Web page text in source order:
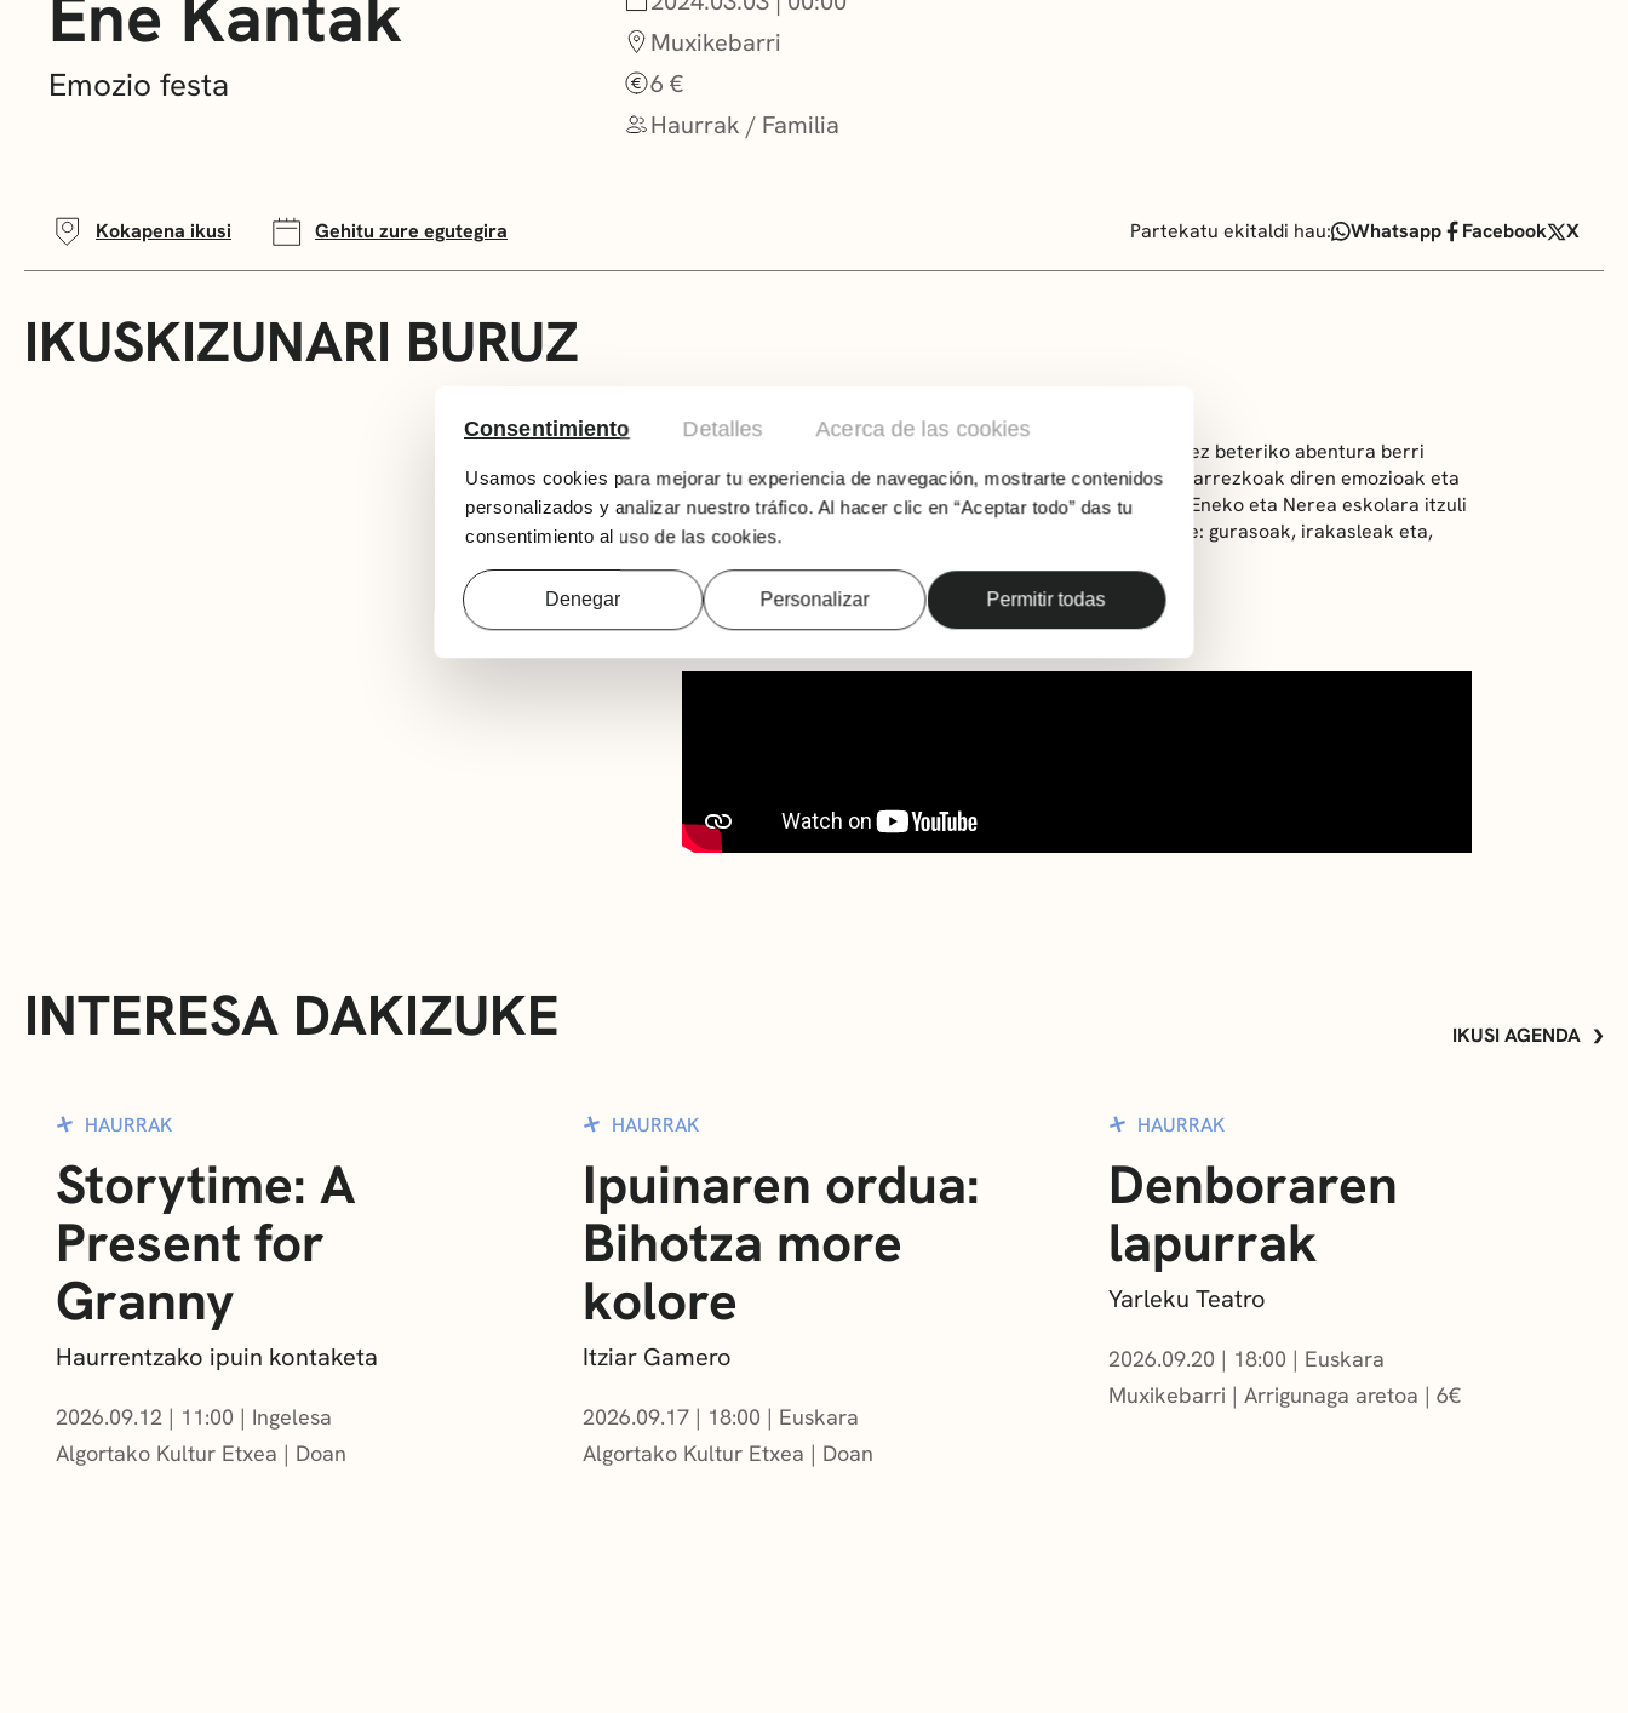
Consentimiento Detalles Acerca de las cookies
Usamos cookies para mejorar tu experiencia de navegación, mostrarte contenidos
personalizados y analizar nuestro tráfico. Al hacer clic en “Aceptar todo” das tu
consentimiento al uso de las cookies.
Denegar Personalizar Permitir todas
Emozio festa
Muxikebarri
6 €
Haurrak / Familia
Kokapena ikusi Gehitu zure egutegira Partekatu ekitaldi hau: Whatsapp Facebook X
IKUSKIZUNARI BURUZ
Ene Kantak bueltan da Getxon. Musikaz, dantzaz eta barrez beteriko abentura berri
honetan, publikoa emozioetan murgilduko da; bizitzan beharrezkoak diren emozioak eta
Emozio Festan nola kudeatu erakusten saiatuko direnak. Eneko eta Nerea eskolara itzuli
dira. Eskolako lehenengo eguna da eta denak urduri daude: gurasoak, irakasleak eta,
INTERESA DAKIZUKE IKUSI AGENDA
HAURRAK
Storytime: A
Present for
Granny
Haurrentzako ipuin kontaketa
2026.09.12 | 11:00
Ingelesa
Algortako Kultur Etxea
Doan
HAURRAK
Ipuinaren ordua:
Bihotza more
kolore
Itziar Gamero
2026.09.17| 18:00
Euskara
Algortako Kultur Etxea
Doan
HAURRAK
Denboraren
lapurrak
Yarleku Teatro
2026.09.20 | 18:00
Euskara
Muxikebarri |Arrigunaga aretoa 6€